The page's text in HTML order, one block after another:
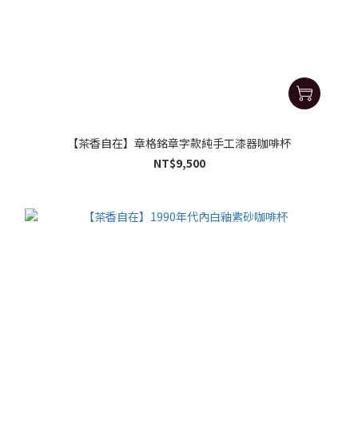
【茶香自在】章格銘章字款純手工漆器咖啡杯
NT$9,500